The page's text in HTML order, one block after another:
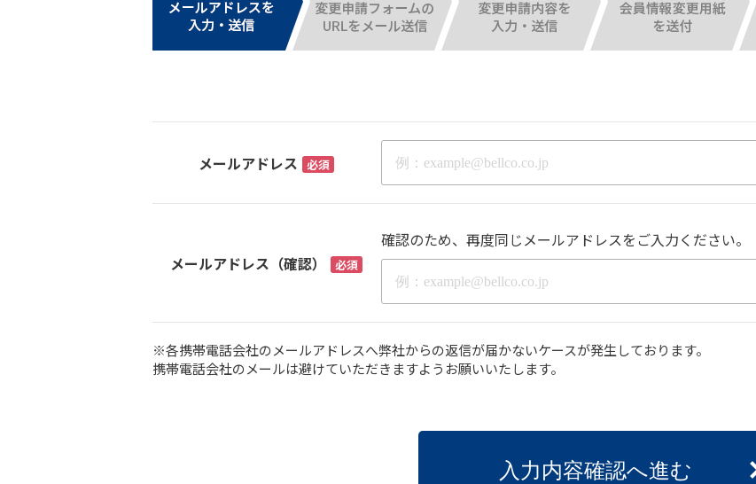
メールアドレス 必須
メールアドレス（確認） 必須
確認のため、再度同じメールアドレスをご入力ください。
※各携帯電話会社のメールアドレスへ弊社からの返信が届かないケースが発生しております。
携帯電話会社のメールは避けていただきますようお願いいたします。